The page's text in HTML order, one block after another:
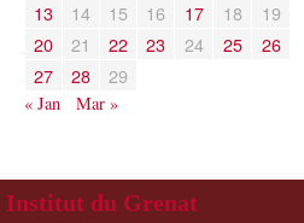
13
14 15 16 17 18
19
20
21 22 23 24 25
26
27
28 29
« Jan Mar »
Institut du Grenat